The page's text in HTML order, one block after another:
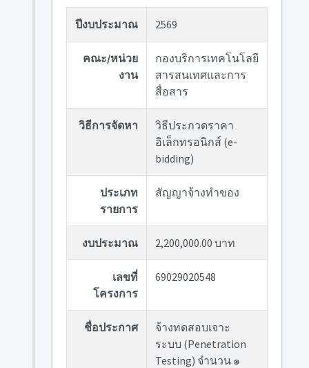
ปีงบประมาณ 2569
คณะ/หน่วย
งาน
กองบริการเทคโนโลยี
สารสนเทศและการ
สื่อสาร
วิธีการจัดหา
วิธีประกวดราคา
อิเล็กทรอนิกส์ (e-
bidding)
ประเภท
รายการ
สัญญาจ้างทำของ
งบประมาณ 2,200,000.00 บาท
เลขที่
โครงการ
69029020548
ชื่อประกาศ
จ้างทดสอบเจาะ
ระบบ (Penetration
Testing) จำนวน ๑